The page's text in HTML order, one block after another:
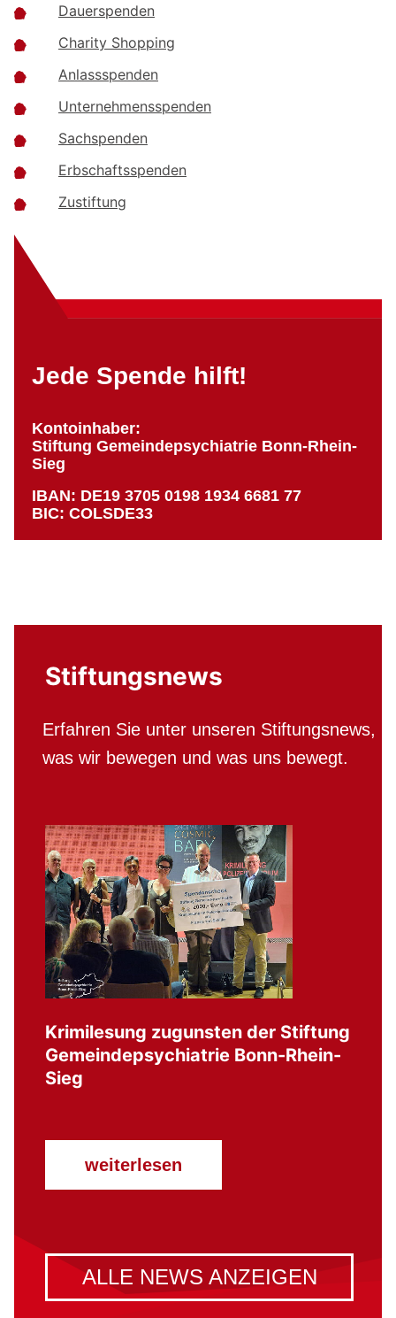
Dauerspenden
Charity Shopping
Anlassspenden
Unternehmensspenden
Sachspenden
Erbschaftsspenden
Zustiftung
Jede Spende hilft!
Kontoinhaber:
Stiftung Gemeindepsychiatrie Bonn-Rhein-
Sieg
IBAN: DE19 3705 0198 1934 6681 77
BIC: COLSDE33
Stiftungsnews
Erfahren Sie unter unseren Stiftungsnews,
was wir bewegen und was uns bewegt.
Krimilesung zugunsten der Stiftung
Gemeindepsychiatrie Bonn-Rhein-
Sieg
weiterlesen
ALLE NEWS ANZEIGEN